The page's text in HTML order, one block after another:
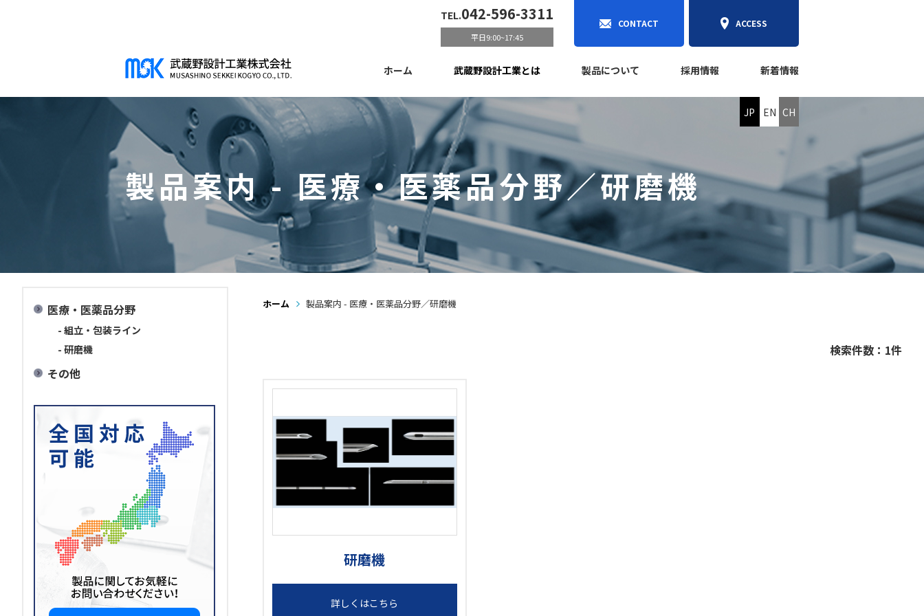
TEL.042-596-3311
平日9:00~17:45
CONTACT ACCESS
ホーム 武蔵野設計工業とは 製品について 採用情報 新着情報
JP EN CH
製品案内 - 医療・医薬品分野／研磨機
医療・医薬品分野
- 組立・包装ライン
- 研磨機
その他
ホーム 製品案内 - 医療・医薬品分野／研磨機
検索件数：1件
研磨機
詳しくはこちら